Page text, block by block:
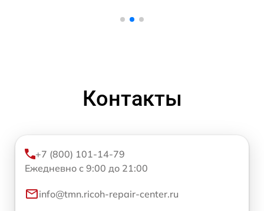
Контакты
+7 (800) 101-14-79
Ежедневно с 9:00 до 21:00
info@tmn.ricoh-repair-center.ru